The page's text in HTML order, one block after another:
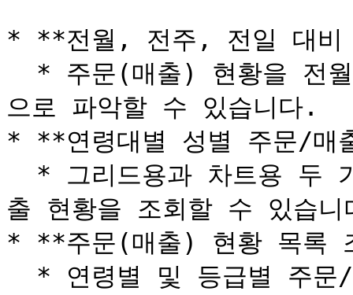
* **전월, 전주, 전일 대비
으로 파악할 수 있습니다.
* **연령대별 성별 주문/매
출 현황을 조회할 수 있습
* **주문(매출) 현황 목록